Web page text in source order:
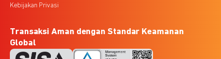
Kebijakan Privasi
Transaksi Aman dengan Standar Keamanan
Global